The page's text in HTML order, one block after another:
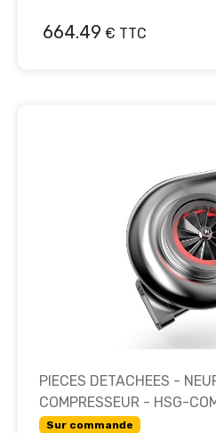
664.49 € TTC
PIECES DETACHEES -
COMPRESSEUR - HSG-
Sur commande